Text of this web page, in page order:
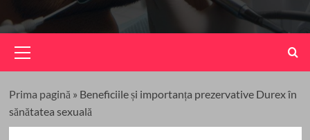
Menu
Prima pagină » Beneficiile și importanța prezervative Durex în
sănătatea sexuală